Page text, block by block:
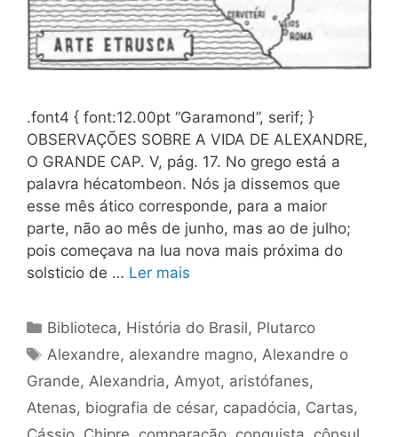
.font4 { font:12.00pt “Garamond”, serif; }
OBSERVAÇÕES SOBRE A VIDA DE ALEXANDRE,
O GRANDE CAP. V, pág. 17. No grego está a
palavra hécatombeon. Nós ja dissemos que
esse mês ático corresponde, para a maior
parte, não ao mês de junho, mas ao de julho;
pois começava na lua nova mais próxima do
solsticio de … Ler mais
Categorias
Biblioteca, História do Brasil, Plutarco
Tags
Alexandre, alexandre magno,Alexandre o
Grande, Alexandria, Amyot, aristófanes,
Atenas, biografia de césar, capadócia, Cartas,